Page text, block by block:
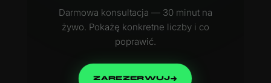
Darmowa konsultacja — 30 minut na
żywo. Pokażę konkretne liczby i co
poprawić.
ZAREZERWUJ